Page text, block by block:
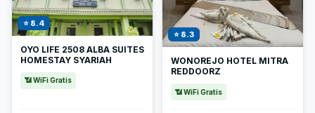
⭐ 8.4
OYO LIFE 2508 ALBA SUITES
HOMESTAY SYARIAH
📶 WiFi Gratis
⭐ 8.3
WONOREJO HOTEL MITRA
REDDOORZ
📶 WiFi Gratis